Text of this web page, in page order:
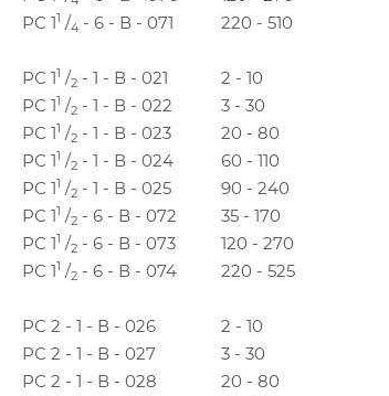
РС 11 /4 - 6 - В - 071 220 - 510
РС 11 /2 - 1 - В - 021
2 - 10
РС 11 /2 - 1 - В - 022
3 - 30
РС 11 /2 - 1 - В - 023
20 - 80
РС 11 /2 - 1 - В - 024
60 - 110
РС 11 /2 - 1 - В - 025 90 - 240
РС 11 /2 - 6 - В - 072
35 - 170
РС 11 /2 - 6 - В - 073
120 - 270
РС 11 /2 - 6 - В - 074 220 - 525
РС 2 - 1 - В - 026
2 - 10
РС 2 - 1 - В - 027
3 - 30
РС 2 - 1 - В - 028
20 - 80